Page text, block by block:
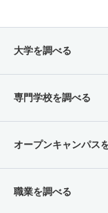
大学を調べる
専門学校を調べる
オープンキャンパス
職業を調べる